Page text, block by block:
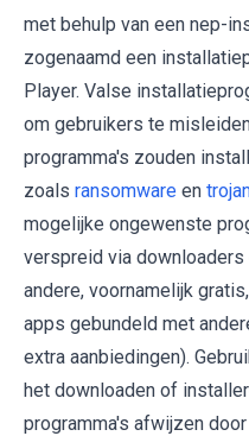
met behulp van een nep-
zogenaamd een
Player. Valse
om gebruikers te
programma's zouden
zoals ransomware en
mogelijke ongewenste
verspreid via
andere, voornamelijk
apps gebundeld met
extra aanbiedingen).
het downloaden of
programma's afwijzen